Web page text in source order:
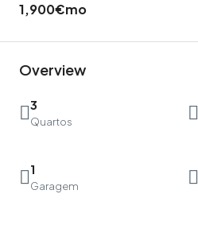
1,900€mo
Overview
3
Quartos
1
Garagem